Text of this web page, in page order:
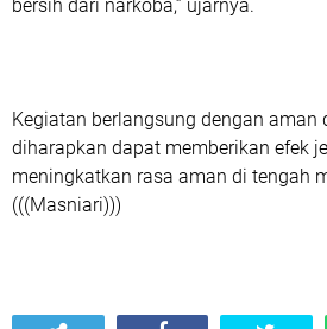
bersih dari narkoba,” ujarnya.
Kegiatan berlangsung dengan aman
diharapkan dapat memberikan efek
meningkatkan rasa aman di tengah
(((Masniari)))